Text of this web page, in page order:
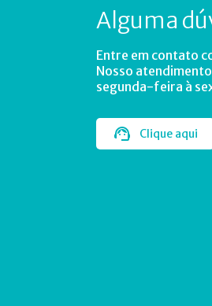
Alguma
Entre em contato
Nosso
segunda-feira à
Clique aqui